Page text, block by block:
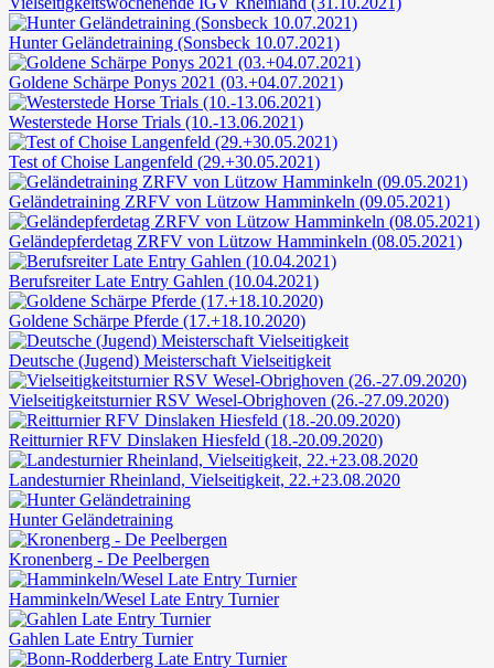
Hunter Geländetraining (Sonsbeck 10.07.2021)
Goldene Schärpe Ponys 2021 (03.+04.07.2021)
Westerstede Horse Trials (10.-13.06.2021)
Test of Choise Langenfeld (29.+30.05.2021)
Geländetraining ZRFV von Lützow Hamminkeln (09.05.2021)
Geländepferdetag ZRFV von Lützow Hamminkeln (08.05.2021)
Berufsreiter Late Entry Gahlen (10.04.2021)
Goldene Schärpe Pferde (17.+18.10.2020)
Deutsche (Jugend) Meisterschaft Vielseitigkeit
Vielseitigkeitsturnier RSV Wesel-Obrighoven (26.-27.09.2020)
Reitturnier RFV Dinslaken Hiesfeld (18.-20.09.2020)
Landesturnier Rheinland, Vielseitigkeit, 22.+23.08.2020
Hunter Geländetraining
Kronenberg - De Peelbergen
Hamminkeln/Wesel Late Entry Turnier
Gahlen Late Entry Turnier